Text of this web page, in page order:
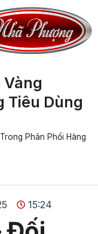
Vàng
Tiêu Dùng
Phân Phối Hàng
15:24